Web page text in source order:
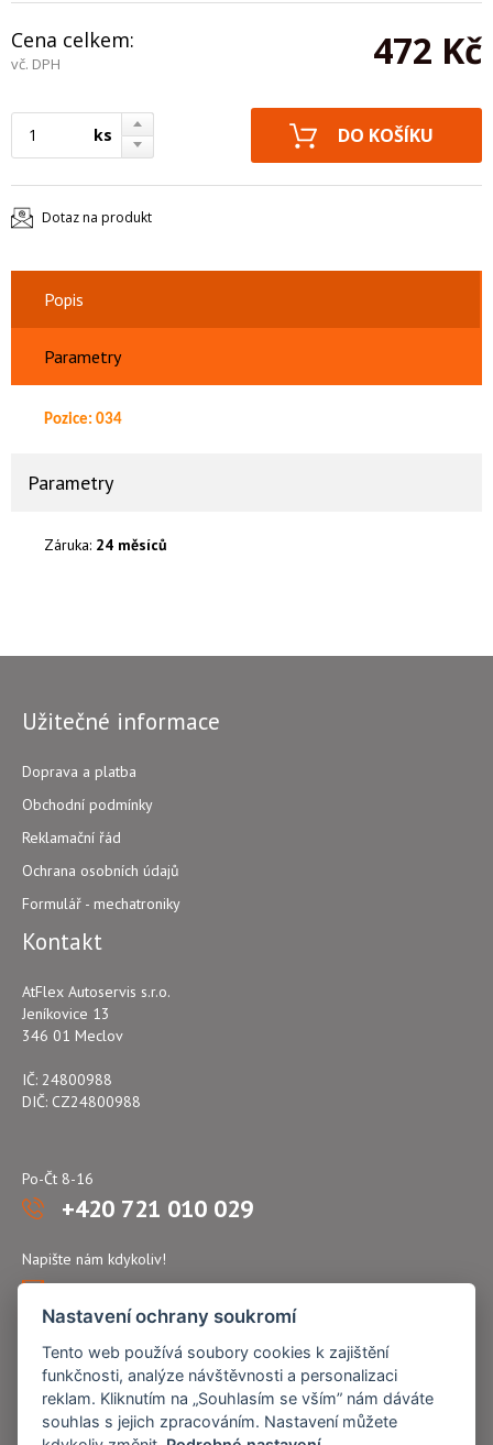
Cena celkem:
vč. DPH 472 Kč
ks
Dotaz na produkt
Popis
Parametry
Pozice: 034
Parametry
Záruka: 24 měsíců
Užitečné informace
Doprava a platba
Obchodní podmínky
Reklamační řád
Ochrana osobních údajů
Formulář - mechatroniky
Kontakt
AtFlex Autoservis s.r.o.
Jeníkovice 13
346 01 Meclov
IČ: 24800988
DIČ: CZ24800988
Po-Čt 8-16
+420 721 010 029
Napište nám kdykoliv!
atflex@seznam.cz
Nastavení ochrany soukromí
Tento web používá soubory cookies k zajištění
funkčnosti, analýze návštěvnosti a personalizaci
reklam. Kliknutím na „Souhlasím se vším” nám dáváte
souhlas s jejich zpracováním. Nastavení můžete